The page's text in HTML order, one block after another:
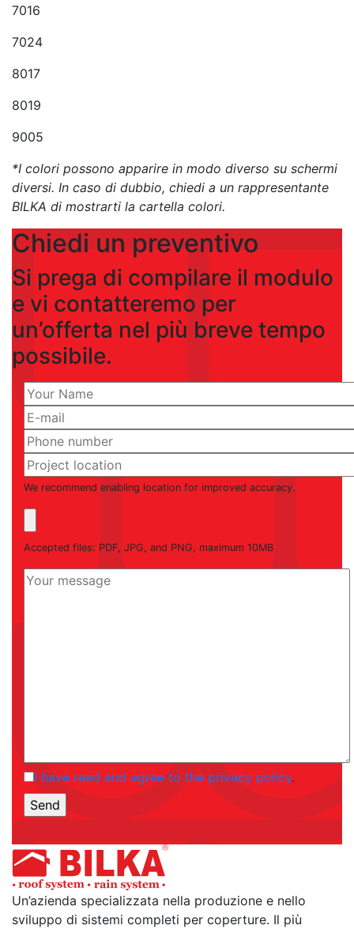
7016
7024
8017
8019
9005
*I colori possono apparire in modo diverso su schermi
diversi. In caso di dubbio, chiedi a un rappresentante
BILKA di mostrarti la cartella colori.
Chiedi un preventivo
Si prega di compilare il modulo
e vi contatteremo per
un’offerta nel più breve tempo
possibile.
We recommend enabling location for improved accuracy.
Accepted files: PDF, JPG, and PNG, maximum 10MB
I have read and agree to the privacy policy.
Un’azienda specializzata nella produzione e nello
sviluppo di sistemi completi per coperture. Il più